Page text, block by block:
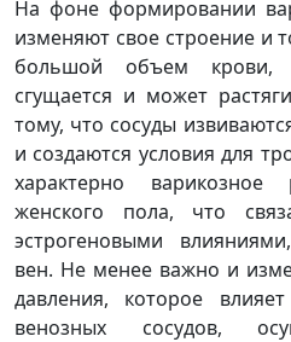
На фоне формировании
изменяют свое строение и
большой объем крови,
сгущается и может
тому, что сосуды
и создаются условия для
характерно
женского пола, что
эстрогеновыми
вен. Не менее важно и
давления, которое
венозных сосудов,